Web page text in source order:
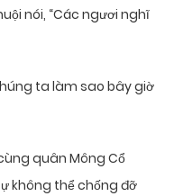
nói, “Các ngươi nghĩ
ta làm sao bây giờ
quân Mông Cổ
không thể chống đỡ